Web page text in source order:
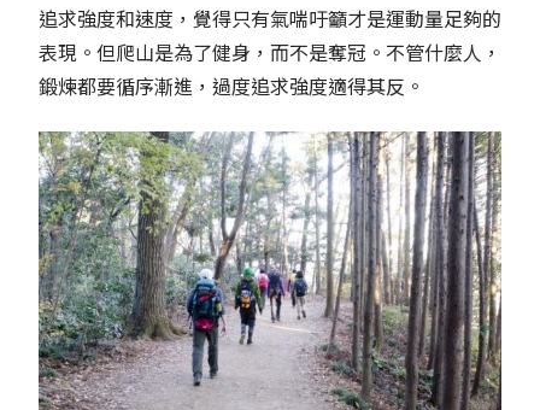
追求強度和速度，覺得只有氣喘吁籲才是運動量足夠的
表現。但爬山是為了健身，而不是奪冠。不管什麼人，
鍛煉都要循序漸進，過度追求強度適得其反。